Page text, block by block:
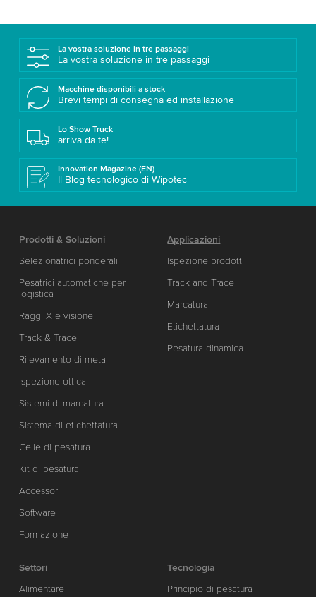
La vostra soluzione in tre passaggi
La vostra soluzione in tre passaggi
Macchine disponibili a stock
Brevi tempi di consegna ed installazione
Lo Show Truck
arriva da te!
Innovation Magazine (EN)
Il Blog tecnologico di Wipotec
Prodotti & Soluzioni
Selezionatrici ponderali
Pesatrici automatiche per
logistica
Raggi X e visione
Track & Trace
Rilevamento di metalli
Ispezione ottica
Sistemi di marcatura
Sistema di etichettatura
Celle di pesatura
Kit di pesatura
Accessori
Software
Formazione
Applicazioni
Ispezione prodotti
Track and Trace
Marcatura
Etichettatura
Pesatura dinamica
Settori
Alimentare
Tecnologia
Principio di pesatura